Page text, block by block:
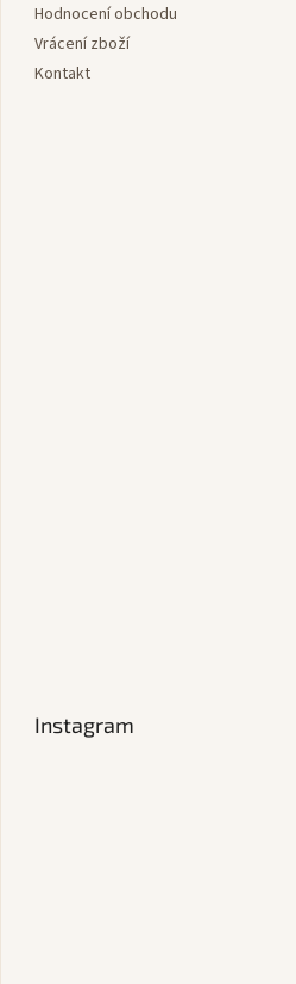
Hodnocení obchodu
Vrácení zboží
Kontakt
Instagram